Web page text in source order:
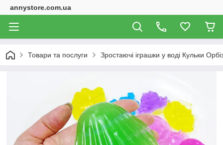
annystore.com.ua
Товари та послуги Зростаючі іграшки у воді Кульки